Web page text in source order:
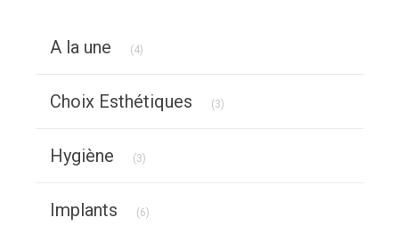
A la une (4)
Choix Esthétiques (3)
Hygiène (3)
Implants (6)